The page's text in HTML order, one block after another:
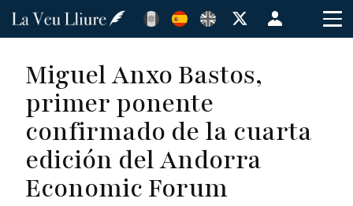
Pasar
principal
Menú
de
Miguel Anxo Bastos,
primer ponente
confirmado de la cuarta
edición del Andorra
Economic Forum